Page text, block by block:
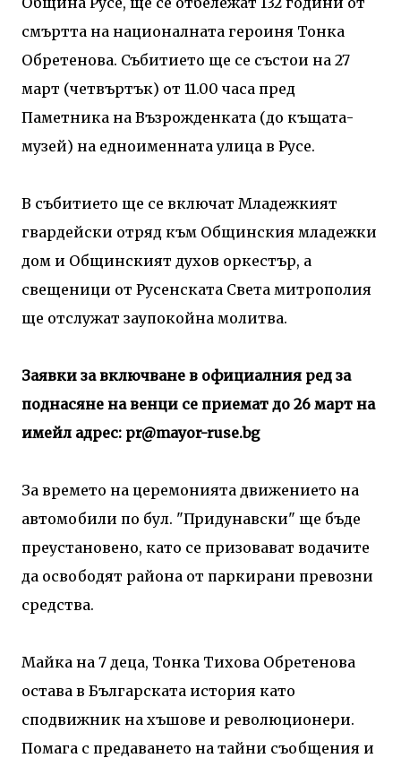
смъртта на националната героиня Тонка
Обретенова. Събитието ще се състои на 27
март (четвъртък) от 11.00 часа пред
Паметника на Възрожденката (до къщата-
музей) на едноименната улица в Русе.
В събитието ще се включат Младежкият
гвардейски отряд към Общинския младежки
дом и Общинският духов оркестър, а
свещеници от Русенската Света митрополия
ще отслужат заупокойна молитва.
Заявки за включване в официалния ред за
поднасяне на венци се приемат до 26 март на
имейл адрес: pr@mayor-ruse.bg
За времето на церемонията движението на
автомобили по бул. "Придунавски" ще бъде
преустановено, като се призовават водачите
да освободят района от паркирани превозни
средства.
Майка на 7 деца, Тонка Тихова Обретенова
остава в Българската история като
сподвижник на хъшове и революционери.
Помага с предаването на тайни съобщения и